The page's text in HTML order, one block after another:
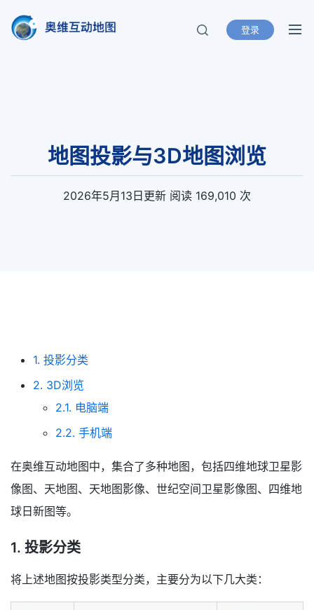
奥维互动地图
北京元生华网软件有限公司 400-893-
登录
地图投影与3D地图浏览
2026年5月13日 更新 阅读 169,010 次
1. 投影分类
2. 3D浏览
2.1. 电脑端
2.2. 手机端
在奥维互动地图中，集合了多种地图，包括四维地球卫星影
像图、天地图、天地图影像、世纪空间卫星影像图、四维地
球日新图等。
1. 投影分类
将上述地图按投影类型分类，主要分为以下几大类：